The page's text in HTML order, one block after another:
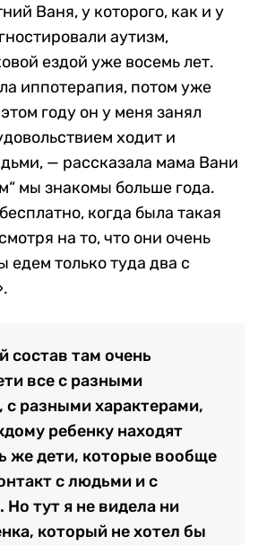
Ваня, у которого, как и у
аутизм,
ездой уже восемь лет.
иппотерапия, потом уже
году он у меня занял
ходит и
— рассказала мама Вани
мы знакомы больше года.
когда была такая
на то, что они очень
едем только туда два с
состав там очень
все с разными
с разными характерами,
ребенку находят
же дети, которые вообще
с людьми и с
тут я не видела ни
который не хотел бы